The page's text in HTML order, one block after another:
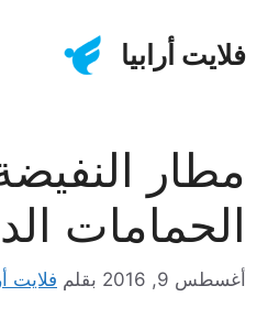
المحتوىفلايت أرابيا
مطار
الحمامات
أغسطس 9, 2016 بقلم فلايت